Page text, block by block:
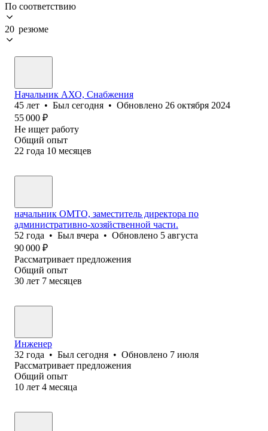
По соответствию
20 резюме
Начальник АХО, Снабжения
45 лет • Был сегодня • Обновлено 26 октября 2024
55 000 ₽
Не ищет работу
Общий опыт
22 года 10 месяцев
начальник ОМТО, заместитель директора по
административно-хозяйственной части.
52 года • Был вчера • Обновлено 5 августа
90 000 ₽
Рассматривает предложения
Общий опыт
30 лет 7 месяцев
Инженер
32 года • Был сегодня • Обновлено 7 июля
Рассматривает предложения
Общий опыт
10 лет 4 месяца